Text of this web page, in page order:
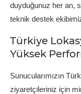
duyduğunuz her an,
teknik destek
Türkiye
Yüksek
Sunucularımızın
ziyaretçileriniz için